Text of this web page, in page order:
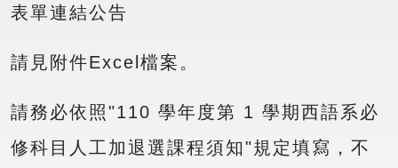
表單連結公告
請見附件Excel檔案。
請務必依照"110 學年度第 1 學期西語系必
修科目人工加退選課程須知"規定填寫，不